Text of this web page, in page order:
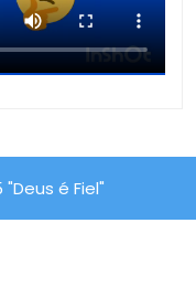
é Fiel"